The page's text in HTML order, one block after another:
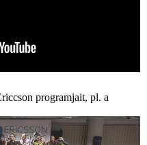
programjait, pl. a